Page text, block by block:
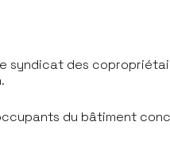
syndicat des
du bâtiment